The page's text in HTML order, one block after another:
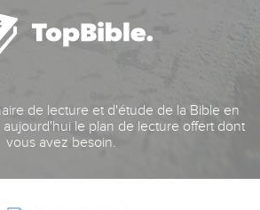
de lecture et d'étude de la Bible en
le plan de lecture offert dont
vous avez besoin.